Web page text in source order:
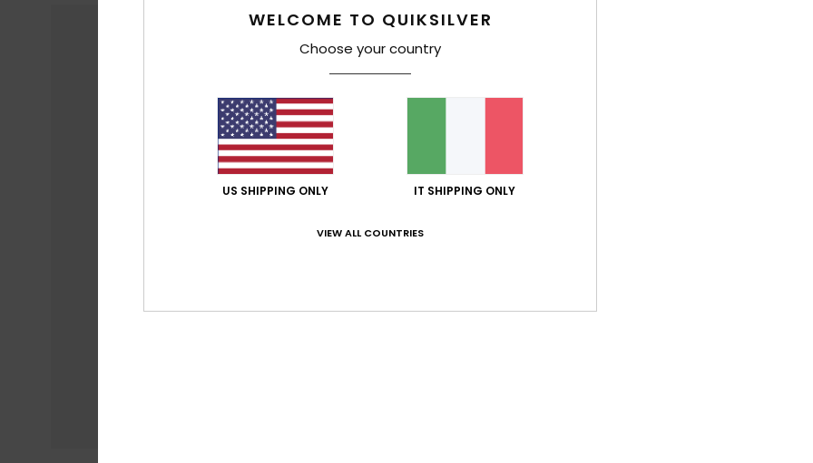
WELCOME TO QUIKSILVER
Choose your country
US SHIPPING ONLY IT SHIPPING ONLY
VIEW ALL COUNTRIES